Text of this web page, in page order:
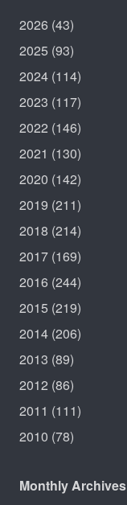
2026 (43)
2025 (93)
2024 (114)
2023 (117)
2022 (146)
2021 (130)
2020 (142)
2019 (211)
2018 (214)
2017 (169)
2016 (244)
2015 (219)
2014 (206)
2013 (89)
2012 (86)
2011 (111)
2010 (78)
Monthly Archives